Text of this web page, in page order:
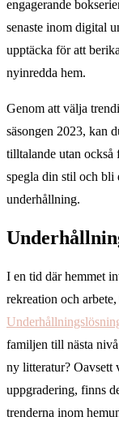
engagerande
senaste inom digital
upptäcka för att
nyinredda hem.
Genom att välja
säsongen 2023, kan
tilltalande utan
spegla din stil och bli
underhållning.
I en tid där hemmet
rekreation och
familjen till nästa
ny litteratur? Oavsett
uppgradering, finns
trenderna inom